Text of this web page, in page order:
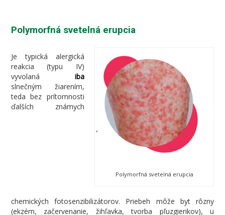
Polymorfná svetelná erupcia
Polymorfná svetelná erupcia
Je typická alergická
reakcia (typu IV)
vyvolanáiba
slnečným žiarením,
teda bez prítomnosti
ďalších známych
chemických fotosenzibilizátorov. Priebeh môže byt rôzny
(ekzém, začervenanie, žihľavka, tvorba pľuzgierikov), u